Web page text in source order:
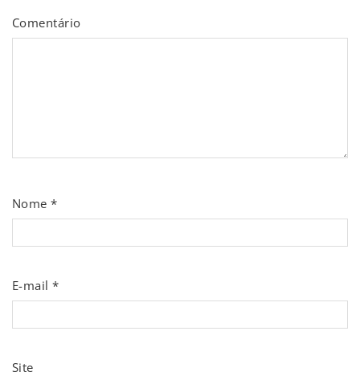
Comentário
Nome*
E-mail*
Site